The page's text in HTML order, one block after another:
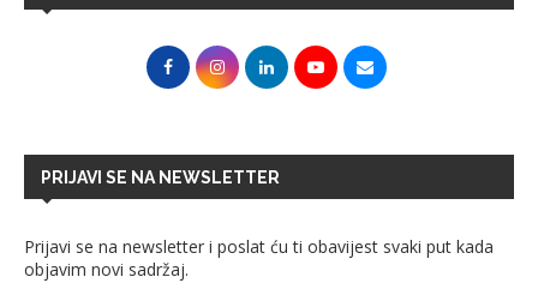
PRIJAVI SE NA NEWSLETTER
Prijavi se na newsletter i poslat ću ti obavijest svaki put kada
objavim novi sadržaj.